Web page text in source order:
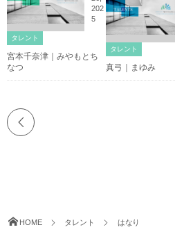
202
5
タレント
宮本千奈津｜みやもとち
なつ
タレント
真弓｜まゆみ
HOME タレント はなり